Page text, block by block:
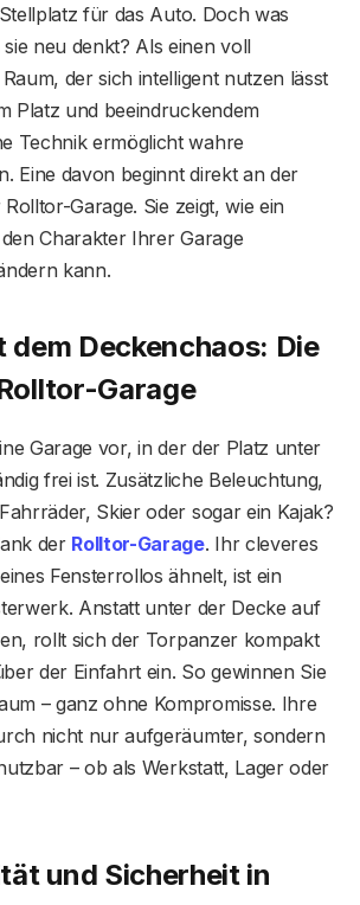
für das Auto. Doch was
neu denkt? Als einen voll
der sich intelligent nutzen lässt
Platz und beeindruckendem
Technik ermöglicht wahre
Eine davon beginnt direkt an der
Garage. Sie zeigt, wie ein
Charakter Ihrer Garage
kann.
dem Deckenchaos: Die
Garage
Garage vor, in der der Platz unter
frei ist. Zusätzliche Beleuchtung,
Skier oder sogar ein Kajak?
der Rolltor-Garage. Ihr cleveres
Fensterrollos ähnelt, ist ein
Anstatt unter der Decke auf
rollt sich der Torpanzer kompakt
der Einfahrt ein. So gewinnen Sie
– ganz ohne Kompromisse. Ihre
nicht nur aufgeräumter, sondern
– ob als Werkstatt, Lager oder
und Sicherheit in